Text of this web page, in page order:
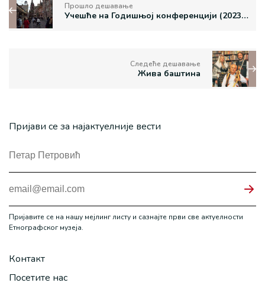
Прошло дешавање
Учешће на Годишњој конференцији (2023) Icom Costume Comitee
Следеће дешавање
Жива баштина
Пријави се за најактуелније вести
Пријавите се на нашу мејлинг листу и сазнајте први све актуелности
Етнографског музеја.
Контакт
Посетите нас